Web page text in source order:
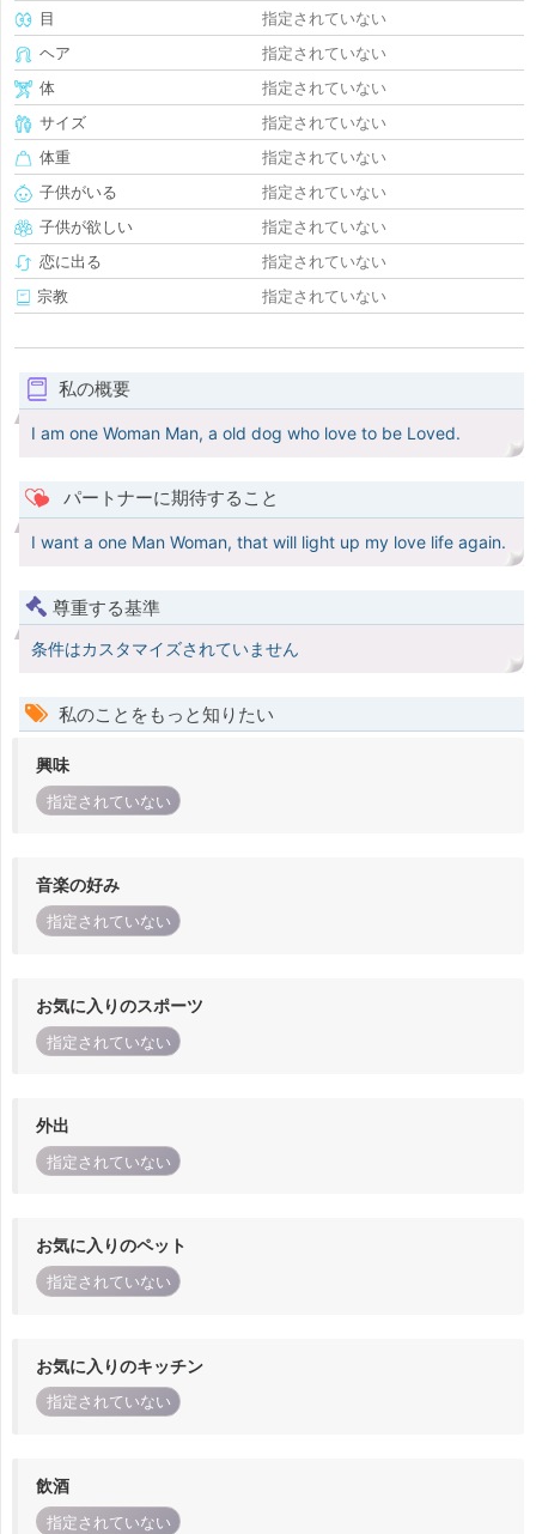
目
指定されていない
ヘア
指定されていない
体
指定されていない
サイズ
指定されていない
体重
指定されていない
子供がいる
指定されていない
子供が欲しい
指定されていない
恋に出る
指定されていない
宗教
指定されていない
私の概要
I am one Woman Man, a old dog who love to be Loved.
パートナーに期待すること
I want a one Man Woman, that will light up my love life again.
尊重する基準
条件はカスタマイズされていません
私のことをもっと知りたい
興味
指定されていない
音楽の好み
指定されていない
お気に入りのスポーツ
指定されていない
外出
指定されていない
お気に入りのペット
指定されていない
お気に入りのキッチン
指定されていない
飲酒
指定されていない